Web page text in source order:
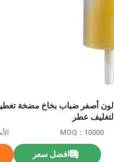
لتغليف عطر
MOQ：10000
افضل سعر